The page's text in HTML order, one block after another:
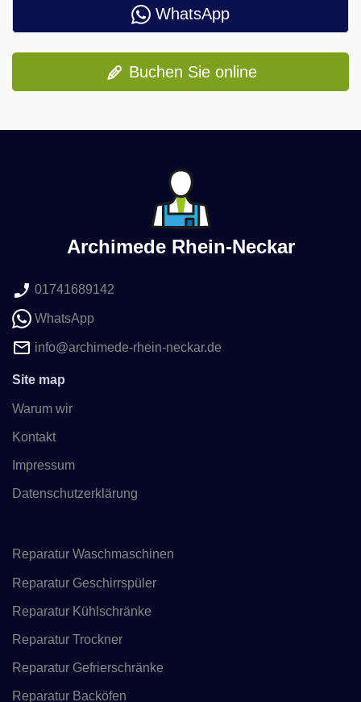
WhatsApp
Buchen Sie online
Archimede Rhein-Neckar
01741689142
WhatsApp
info@archimede-rhein-neckar.de
Site map
Warum wir
Kontakt
Impressum
Datenschutzerklärung
Reparatur Waschmaschinen
Reparatur Geschirrspüler
Reparatur Kühlschränke
Reparatur Trockner
Reparatur Gefrierschränke
Reparatur Backöfen